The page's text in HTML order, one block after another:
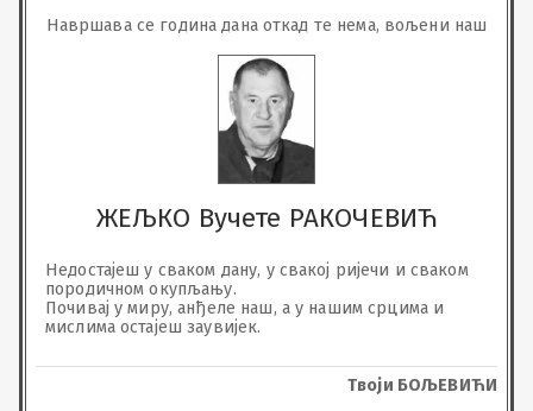
Навршава се година дана откад те нема, вољени наш
ЖЕЉКО Вучете РАКОЧЕВИЋ
Недостајеш у сваком дану, у свакој ријечи и сваком
породичном окупљању.
Почивај у миру, анђеле наш, а у нашим срцима и
мислима остајеш заувијек.
Твоји БОЉЕВИЋИ